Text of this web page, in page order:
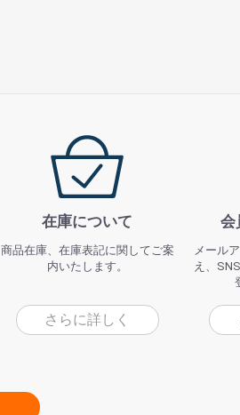
在庫について
商品在庫、在庫表記に関してご案
内いたします。
さらに詳しく
会
メール
え、